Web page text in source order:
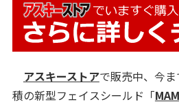
アスキーストアで販売中、今
積の新型フェイスシールド「